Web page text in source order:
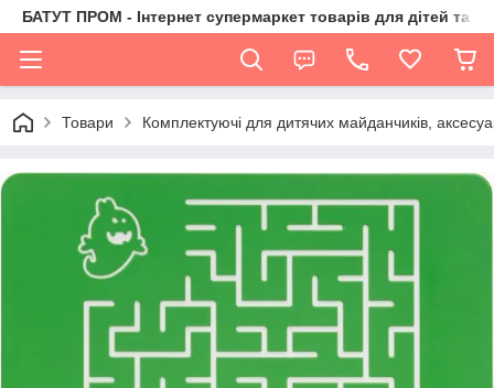
БАТУТ ПРОМ - Інтернет супермаркет товарів для дітей та їх
Товари Комплектуючі для дитячих майданчиків,